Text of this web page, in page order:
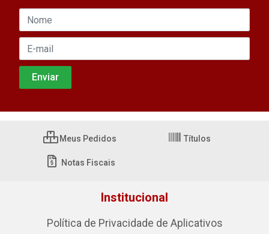
Meus Pedidos Títulos
Notas Fiscais
Institucional
Política de Privacidade de Aplicativos